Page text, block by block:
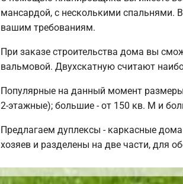
мансардой, с несколькими спальнями.
вашим требованиям.
При заказе строительства дома вы
вальмовой. Двухскатную считают
Популярные на данный момент
2-этажные); большие - от 150 кв. М и
Предлагаем дуплексы - каркасные
хозяев и разделены на две части, для